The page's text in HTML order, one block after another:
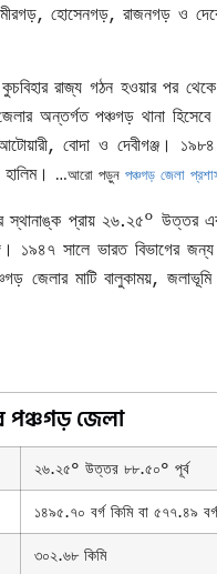
হোসেনগড়, রাজনগড় ও
রাজ্য গঠন হওয়ার পর
অন্তর্গত পঞ্চগড় থানা
বোদা ও দেবীগঞ্জ। ১৯৮৪
…আরো পড়ুন পঞ্চগড় জেলা
স্থানাঙ্ক প্রায় ২৬.২৫° উত্তর
১৯৪৭ সালে ভারত বিভাগের জন্য
জেলার মাটি বালুকাময়,
জেলা
২৬.২৫° উত্তর ৮৮.৫০° পূর্ব
১৪৯৫.৭০ বর্গ কিমি বা ৫৭৭.৪৯
৩০২.৬৮ কিমি